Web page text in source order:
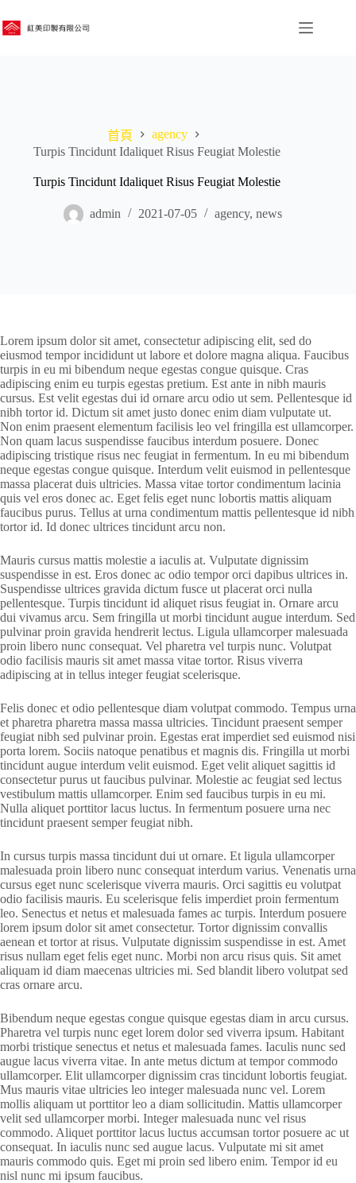
至
首頁
agency
Turpis Tincidunt Idaliquet Risus Feugiat Molestie
Turpis Tincidunt Idaliquet Risus Feugiat Molestie
admin 2021-07-05 agency, news
Lorem ipsum dolor sit amet, consectetur adipiscing elit, sed do
eiusmod tempor incididunt ut labore et dolore magna aliqua. Faucibus
turpis in eu mi bibendum neque egestas congue quisque. Cras
adipiscing enim eu turpis egestas pretium. Est ante in nibh mauris
cursus. Est velit egestas dui id ornare arcu odio ut sem. Pellentesque id
nibh tortor id. Dictum sit amet justo donec enim diam vulputate ut.
Non enim praesent elementum facilisis leo vel fringilla est ullamcorper.
Non quam lacus suspendisse faucibus interdum posuere. Donec
adipiscing tristique risus nec feugiat in fermentum. In eu mi bibendum
neque egestas congue quisque. Interdum velit euismod in pellentesque
massa placerat duis ultricies. Massa vitae tortor condimentum lacinia
quis vel eros donec ac. Eget felis eget nunc lobortis mattis aliquam
faucibus purus. Tellus at urna condimentum mattis pellentesque id nibh
tortor id. Id donec ultrices tincidunt arcu non.
Mauris cursus mattis molestie a iaculis at. Vulputate dignissim
suspendisse in est. Eros donec ac odio tempor orci dapibus ultrices in.
Suspendisse ultrices gravida dictum fusce ut placerat orci nulla
pellentesque. Turpis tincidunt id aliquet risus feugiat in. Ornare arcu
dui vivamus arcu. Sem fringilla ut morbi tincidunt augue interdum. Sed
pulvinar proin gravida hendrerit lectus. Ligula ullamcorper malesuada
proin libero nunc consequat. Vel pharetra vel turpis nunc. Volutpat
odio facilisis mauris sit amet massa vitae tortor. Risus viverra
adipiscing at in tellus integer feugiat scelerisque.
Felis donec et odio pellentesque diam volutpat commodo. Tempus urna
et pharetra pharetra massa massa ultricies. Tincidunt praesent semper
feugiat nibh sed pulvinar proin. Egestas erat imperdiet sed euismod nisi
porta lorem. Sociis natoque penatibus et magnis dis. Fringilla ut morbi
tincidunt augue interdum velit euismod. Eget velit aliquet sagittis id
consectetur purus ut faucibus pulvinar. Molestie ac feugiat sed lectus
vestibulum mattis ullamcorper. Enim sed faucibus turpis in eu mi.
Nulla aliquet porttitor lacus luctus. In fermentum posuere urna nec
tincidunt praesent semper feugiat nibh.
In cursus turpis massa tincidunt dui ut ornare. Et ligula ullamcorper
malesuada proin libero nunc consequat interdum varius. Venenatis urna
cursus eget nunc scelerisque viverra mauris. Orci sagittis eu volutpat
odio facilisis mauris. Eu scelerisque felis imperdiet proin fermentum
leo. Senectus et netus et malesuada fames ac turpis. Interdum posuere
lorem ipsum dolor sit amet consectetur. Tortor dignissim convallis
aenean et tortor at risus. Vulputate dignissim suspendisse in est. Amet
risus nullam eget felis eget nunc. Morbi non arcu risus quis. Sit amet
aliquam id diam maecenas ultricies mi. Sed blandit libero volutpat sed
cras ornare arcu.
Bibendum neque egestas congue quisque egestas diam in arcu cursus.
Pharetra vel turpis nunc eget lorem dolor sed viverra ipsum. Habitant
morbi tristique senectus et netus et malesuada fames. Iaculis nunc sed
augue lacus viverra vitae. In ante metus dictum at tempor commodo
ullamcorper. Elit ullamcorper dignissim cras tincidunt lobortis feugiat.
Mus mauris vitae ultricies leo integer malesuada nunc vel. Lorem
mollis aliquam ut porttitor leo a diam sollicitudin. Mattis ullamcorper
velit sed ullamcorper morbi. Integer malesuada nunc vel risus
commodo. Aliquet porttitor lacus luctus accumsan tortor posuere ac ut
consequat. In iaculis nunc sed augue lacus. Vulputate mi sit amet
mauris commodo quis. Eget mi proin sed libero enim. Tempor id eu
nisl nunc mi ipsum faucibus.